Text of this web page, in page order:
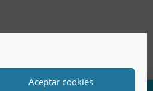
Aceptar cookies